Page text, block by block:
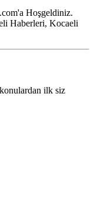
Hoşgeldiniz.
Haberleri, Kocaeli
ilk siz